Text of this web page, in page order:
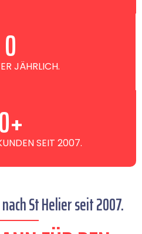
JÄHRLICH.
0
SEIT 2007.
0+
St Helier seit 2007.